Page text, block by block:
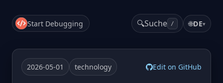
Start Debugging 🔍Suche / 🌐DE▾
2026-05-01 technology Edit on GitHub